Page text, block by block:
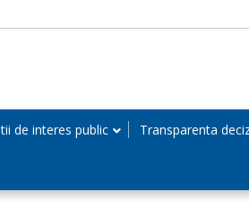
de interes public Transparenta